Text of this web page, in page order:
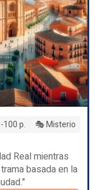
100 p.
🎭 Misterio
Real mientras
basada en la